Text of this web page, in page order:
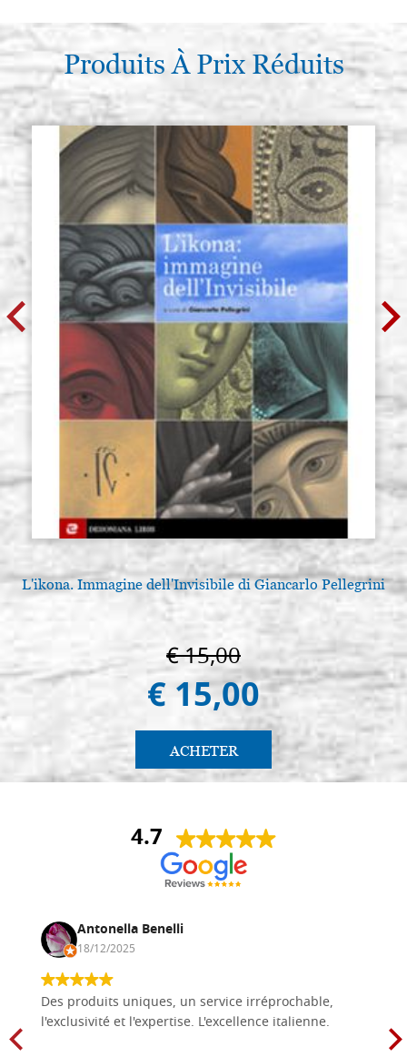
Produits À Prix Réduits
L'ikona. Immagine dell'Invisibile di Giancarlo Pellegrini
€ 15,00
€ 15,00
ACHETER
4.7
Antonella Benelli
18/12/2025
Des produits uniques, un service irréprochable,
l'exclusivité et l'expertise. L'excellence italienne.